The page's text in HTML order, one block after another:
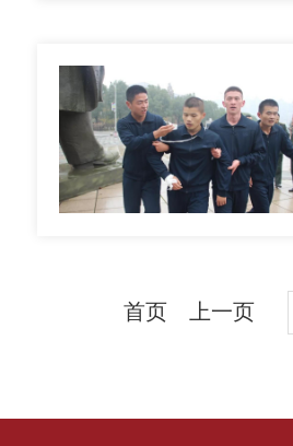
首页 上一页